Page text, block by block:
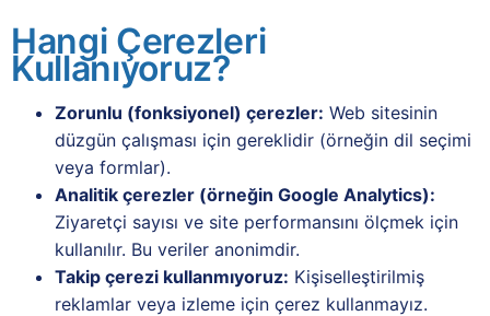
Hangi Çerezleri
Kullanıyoruz?
Zorunlu (fonksiyonel) çerezler: Web sitesinin
düzgün çalışması için gereklidir (örneğin dil seçimi
veya formlar).
Analitik çerezler (örneğin Google Analytics):
Ziyaretçi sayısı ve site performansını ölçmek için
kullanılır. Bu veriler anonimdir.
Takip çerezi kullanmıyoruz: Kişiselleştirilmiş
reklamlar veya izleme için çerez kullanmayız.